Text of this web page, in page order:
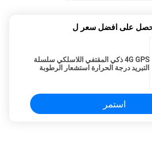
على افضل سعر ل
4G GPS ذكي المقتفي اللاسلكي سلسلة
التبريد درجة الحرارة استشعار الرطوبة
استمر